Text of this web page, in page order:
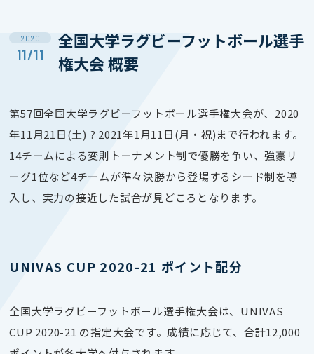
2020
11/11
全国大学ラグビーフットボール選手
権大会 概要
第57回全国大学ラグビーフットボール選手権大会が、 2020
年11月21日(土) ? 2021年1月11日(月・祝)まで行われます。
14チームによる変則トーナメント制で優勝を争い、強豪リ
ーグ1位など4チームが準々決勝から登場するシード制を導
入し、実力の接近した試合が見どころとなります。
UNIVAS CUP 2020-21 ポイント配分
全国大学ラグビーフットボール選手権大会は、UNIVAS
CUP 2020-21 の指定大会です。成績に応じて、 合計12,000